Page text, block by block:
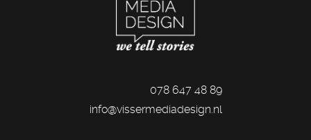
078 647 48 89
info@vissermediadesign.nl